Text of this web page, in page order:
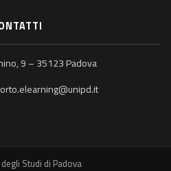
9 – 35123 Padova
Studi di Padova